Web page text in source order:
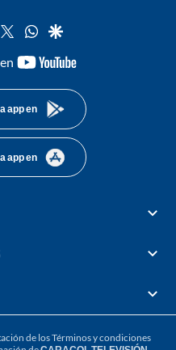
twitterwhatsapp
google
youtube-
app en
app en
de losTérminos y condiciones